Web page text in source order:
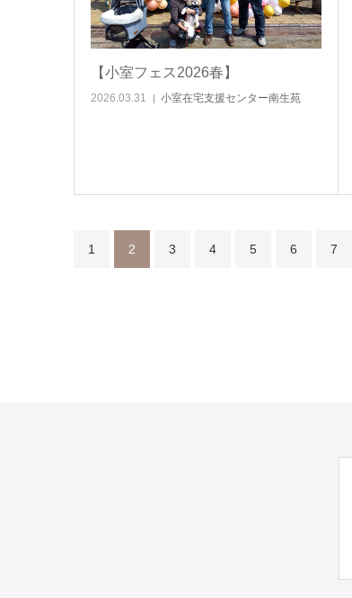
【小室フェス2026春】
2026.03.31 小室在宅支援センター南生苑
1 2 3 4 5 6 7